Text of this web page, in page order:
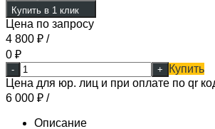
Купить в 1 клик
Цена по запросу
4 800 ₽ /
0 ₽
- +
Купить
Цена для юр. лиц и при оплате по qr
6 000 ₽ /
Описание